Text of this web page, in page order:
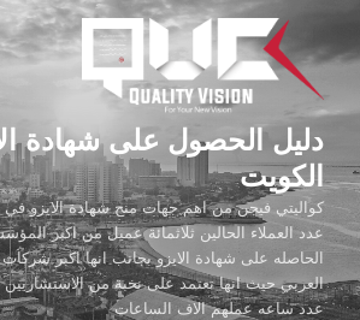
المحتوى
دليل الحصول على شهادة
الكويت
كواليتي فيجن من اهم جهات منح شهادة الايزو في
عدد العملاء الحالين ثلاثمائة عميل من اكبر
الحاصله على شهادة الايزو بجانب انها اكبر شركات
العربي حيث انها تعتمد على نخبة من الاستشاريين
عدد ساعه عملهم الاف الساعات